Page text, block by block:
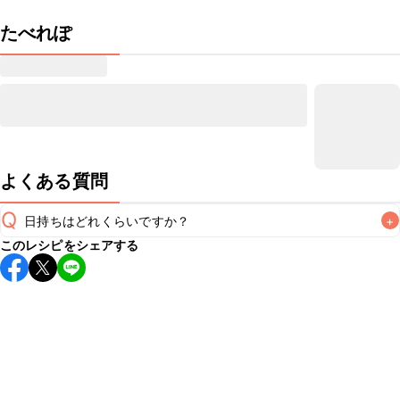
たべれぽ
よくある質問
Q 日持ちはどれくらいですか？ +
保存期間は冷蔵で翌日中が目安です。なるべくお早めにお召
し上がりください。
このレシピをシェアする